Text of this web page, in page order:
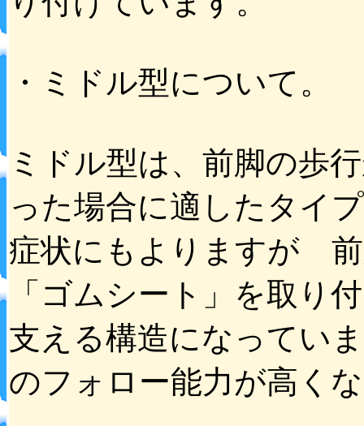
・ミドル型について。
ミドル型は、前脚の歩
った場合に適したタイ
症状にもよりますが 前
「ゴムシート」を取り
支える構造になってい
のフォロー能力が高く